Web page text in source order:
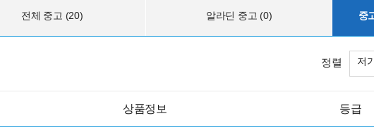
전체 중고 (20) 알라딘 중고 (0) 중
정렬 저
상품정보 등급